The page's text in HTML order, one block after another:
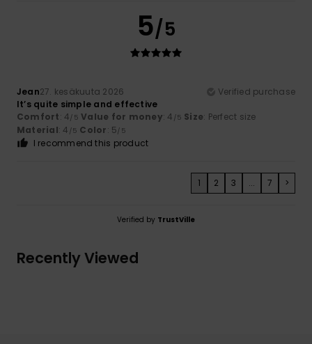
5/5
Jean27. kesäkuuta 2026
Verified purchase
It’s quite simple and effective
Comfort: 4/5 Value for money: 4 /5 Size: Perfect size
Material: 4 /5 Color: 5/5
I recommend this product
1 2 3 ... 7 >
Verified by TrustVille
Recently Viewed